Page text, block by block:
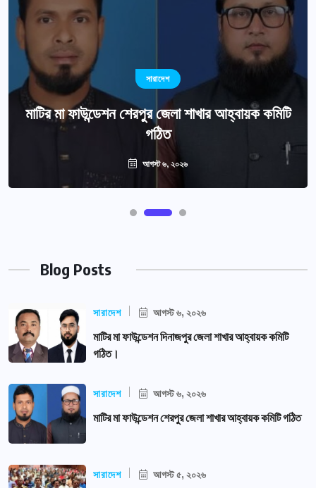
সারাদেশ
মাটির মা ফাউন্ডেশন শেরপুর জেলা শাখার আহ্বায়ক কমিটি
গঠিত
আগস্ট ৬, ২০২৬
Blog Posts
সারাদেশ আগস্ট ৬, ২০২৬
মাটির মা ফাউন্ডেশন দিনাজপুর জেলা শাখার আহ্বায়ক কমিটি
গঠিত।
সারাদেশ আগস্ট ৬, ২০২৬
মাটির মা ফাউন্ডেশন শেরপুর জেলা শাখার আহ্বায়ক কমিটি গঠিত
সারাদেশ আগস্ট ৫, ২০২৬